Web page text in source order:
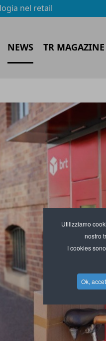
Utilizziamo
nostro
I cookies
Ok,
nel retail
NEWS TR MAGAZINE